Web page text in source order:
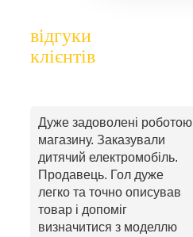
відгуки
клієнтів
Дуже задоволені роботою
магазину. Заказували
дитячий електромобіль.
Продавець. Гол дуже
легко та точно описував
товар і допоміг
визначитися з моделлю